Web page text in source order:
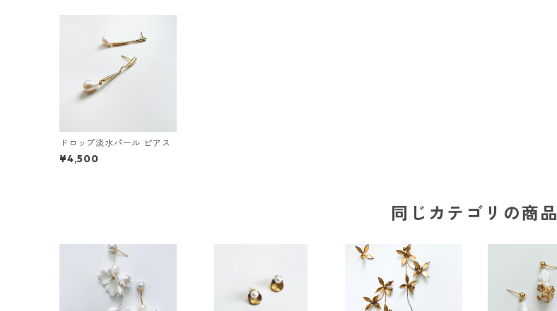
ドロップ淡水パール ピアス
¥4,500
同じカテゴリの商品